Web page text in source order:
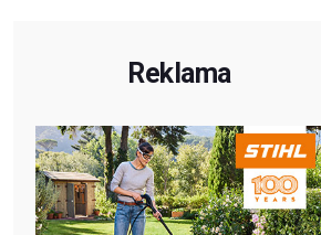
Reklama